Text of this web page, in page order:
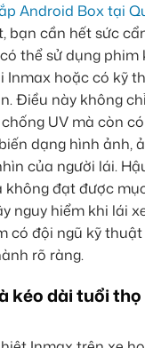
Android Box tại
bạn cần hết sức
thể sử dụng phim
Inmax hoặc có kỹ
Điều này không
UV mà còn
dạng hình ảnh,
của người lái.
không đạt được
nguy hiểm khi lái
có đội ngũ kỹ
rõ ràng.
kéo dài tuổi